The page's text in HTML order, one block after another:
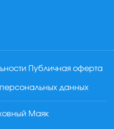
Публичная оферта
данных
Маяк